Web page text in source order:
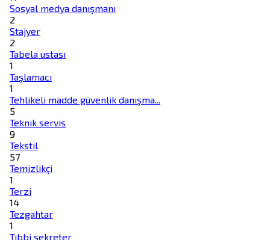
Sosyal medya danışmanı
2
Stajyer
2
Tabela ustası
1
Taşlamacı
1
Tehlikeli madde güvenlik danışma...
5
Teknik servis
9
Tekstil
57
Temizlikçi
1
Terzi
14
Tezgahtar
1
Tıbbi sekreter